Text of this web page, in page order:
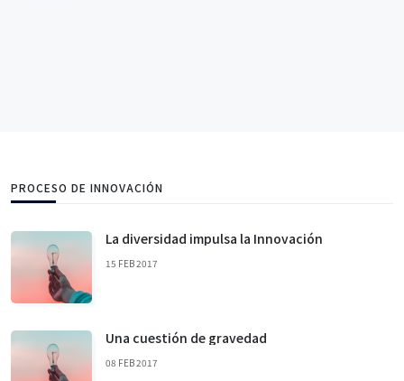
PROCESO DE INNOVACIÓN
La diversidad impulsa la Innovación
15 FEB 2017
Una cuestión de gravedad
08 FEB 2017